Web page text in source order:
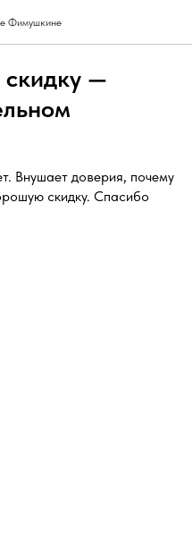
Фимушкине
—
Внушает доверия, почему
скидку. Спасибо